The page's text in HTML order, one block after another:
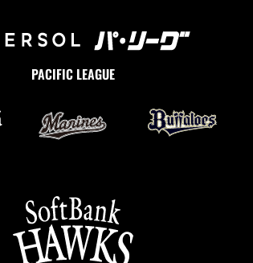
PACIFIC LEAGUE